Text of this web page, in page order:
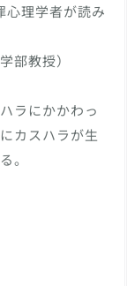
理学者が読み
部教授）
ラにかかわっ
カスハラが生
。